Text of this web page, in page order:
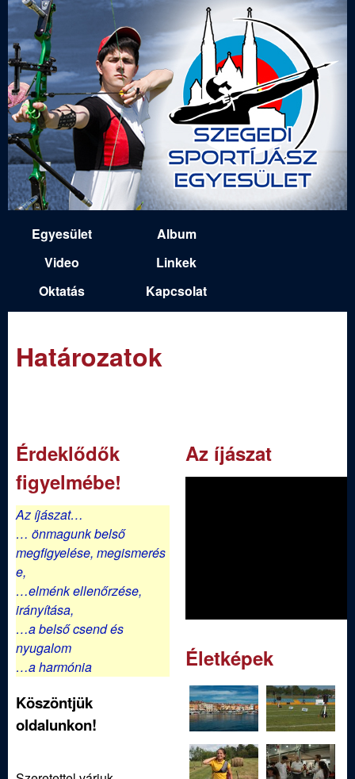
Ugrás
a
tartalomra
e
g
S
p
o
r
t
i
m
u
Egyesület
Album
Video
Linkek
Oktatás
Kapcsolat
Határozatok
Érdeklődők
figyelmébe!
Az íjászat…
… önmagunk belső
megfigyelése, megismerés
e,
…elménk ellenőrzése,
irányítása,
…a belső csend és
nyugalom
…a harmónia
Köszöntjük
oldalunkon!
Az íjászat
Életképek